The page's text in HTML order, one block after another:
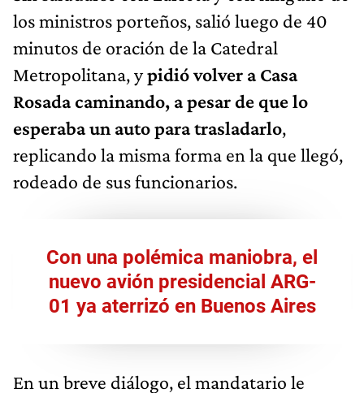
los ministros porteños, salió luego de 40
minutos de oración de la Catedral
Metropolitana, ypidió volver a Casa
Rosada caminando, a pesar de que lo
esperaba un auto para trasladarlo,
replicando la misma forma en la que llegó,
rodeado de sus funcionarios.
Con una polémica maniobra, el
nuevo avión presidencial ARG-
01 ya aterrizó en Buenos Aires
En un breve diálogo, el mandatario le